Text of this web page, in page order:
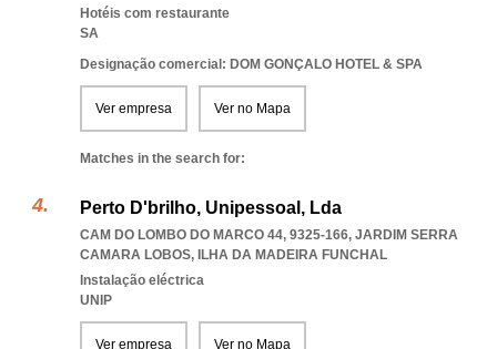
Hotéis com restaurante
SA
Designação comercial: DOM GONÇALO HOTEL & SPA
Ver empresa Ver no Mapa
Matches in the search for:
Perto D'brilho, Unipessoal, Lda
CAM DO LOMBO DO MARCO 44, 9325-166, JARDIM SERRA
CAMARA LOBOS, ILHA DA MADEIRA FUNCHAL
Instalação eléctrica
UNIP
Ver empresa Ver no Mapa